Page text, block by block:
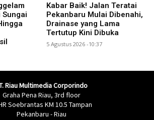
Sungai
Kabar Baik! Jalan Teratai
Pekanbaru Mulai Dibenahi,
Drainase yang Lama
Tertutup Kini Dibuka
5 Agustus 2026 -10:37
Riau Multimedia Corporindo
Graha Pena Riau, 3rd floor
Soebrantas KM 10.5 Tampan
Pekanbaru - Riau